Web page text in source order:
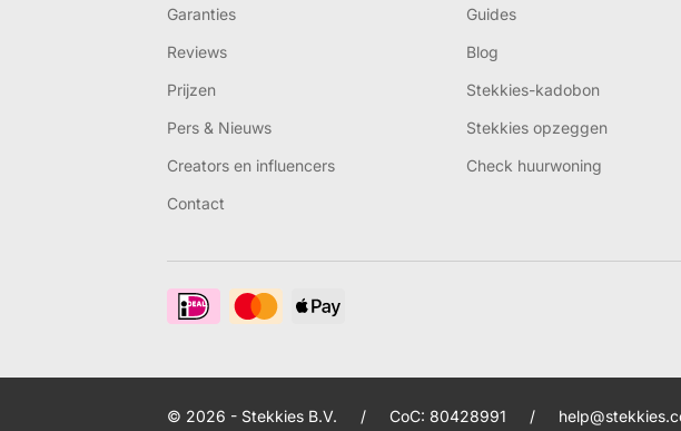
Garanties
Reviews
Prijzen
Pers & Nieuws
Creators en influencers
Contact
Guides
Blog
Stekkies-kadobon
Stekkies opzeggen
Check huurwoning
© 2026 - Stekkies B.V. / CoC: 80428991 /